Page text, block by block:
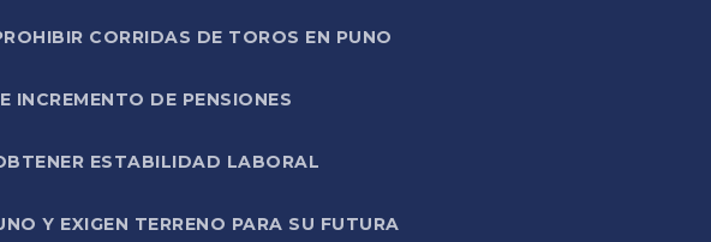
CORRIDAS DE TOROS EN PUNO
INCREMENTO DE PENSIONES
ESTABILIDAD LABORAL
Y EXIGEN TERRENO PARA SU FUTURA